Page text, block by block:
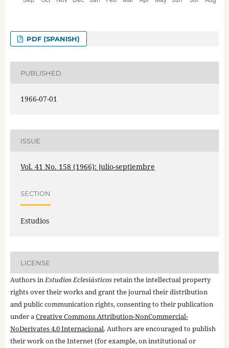
PDF (SPANISH)
PUBLISHED
1966-07-01
ISSUE
Vol. 41 No. 158 (1966): julio-septiembre
SECTION
Estudios
LICENSE
Authors inEstudios Eclesiásticosretain the intellectual property
rights over their works and grant the journal their distribution
and public communication rights, consenting to their publication
under aCreative Commons Attribution-NonCommercial-
NoDerivates 4.0 Internacional. Authors are encouraged to publish
their work on the Internet (for example, on institutional or